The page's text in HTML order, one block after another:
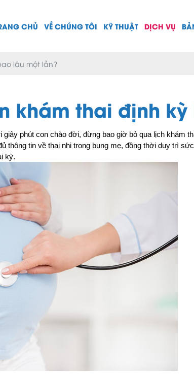
CHỦ VỀ CHÚNG TÔI KỸ THUẬT DỊCH VỤ
lâu một lần?
khám thai định
phút con chào đời, đừng bao giờ bỏ qua lịch khám
thông tin về thai nhi trong bụng mẹ, đồng thời duy trì
kỳ.